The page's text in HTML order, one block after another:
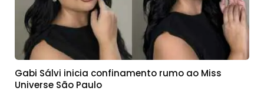
Gabi Sálvi inicia confinamento rumo ao Miss
Universe São Paulo